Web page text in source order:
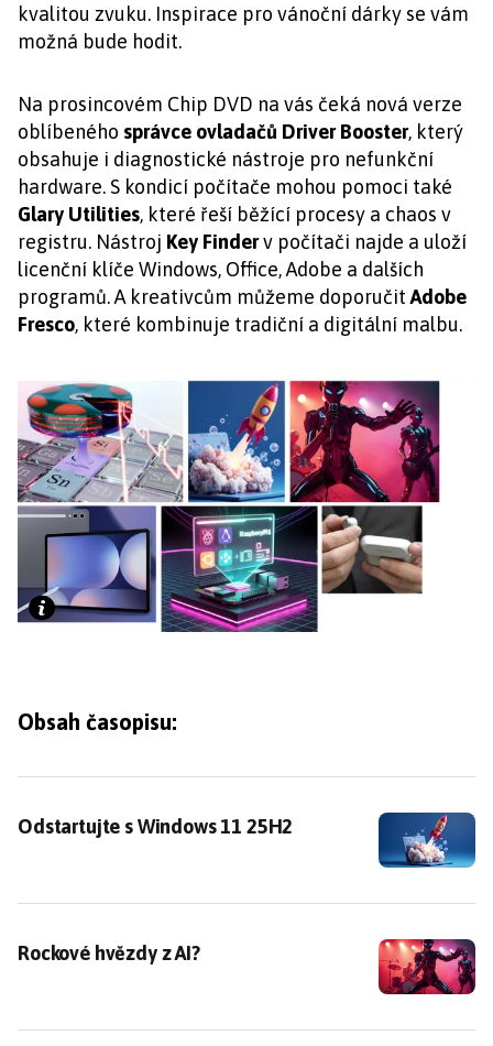
kvalitou zvuku. Inspirace pro vánoční dárky se vám
možná bude hodit.
Na prosincovém Chip DVD na vás čeká nová verze
oblíbeného správce ovladačů Driver Booster, který
obsahuje i diagnostické nástroje pro nefunkční
hardware. S kondicí počítače mohou pomoci také
Glary Utilities, které řeší běžící procesy a chaos v
registru. Nástroj Key Finderv počítači najde a uloží
licenční klíče Windows, Office, Adobe a dalších
programů. A kreativcům můžeme doporučitAdobe
Fresco, které kombinuje tradiční a digitální malbu.
Obsah časopisu:
Odstartujte s Windows 11 25H2
Odstartujte s Windows 11 25H2
Rockové hvězdy z AI?
Rockové hvězdy z AI?